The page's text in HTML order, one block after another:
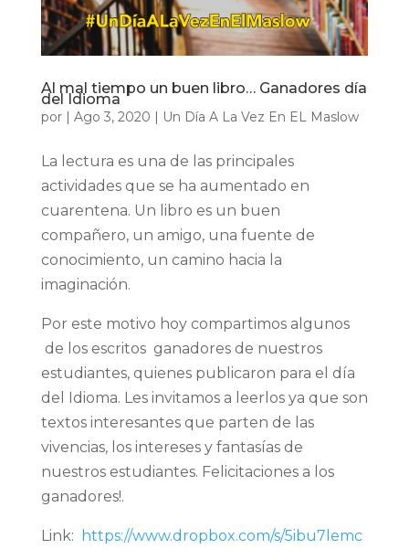
Al mal tiempo un buen libro… Ganadores día
del Idioma
por | Ago 3, 2020 | Un Día A La Vez En EL Maslow
La lectura es una de las principales
actividades que se ha aumentado en
cuarentena. Un libro es un buen
compañero, un amigo, una fuente de
conocimiento, un camino hacia la
imaginación.
Por este motivo hoy compartimos algunos
de los escritos ganadores de nuestros
estudiantes, quienes publicaron para el día
del Idioma. Les invitamos a leerlos ya que son
textos interesantes que parten de las
vivencias, los intereses y fantasías de
nuestros estudiantes. Felicitaciones a los
ganadores!.
Link:
https://www.dropbox.com/s/5ibu7lemc